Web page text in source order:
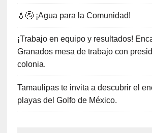
💧🚰 ¡Agua para la Comunidad!
¡Trabajo en equipo y resultados!
Granados mesa de trabajo con
colonia.
Tamaulipas te invita a descubrir el
playas del Golfo de México.